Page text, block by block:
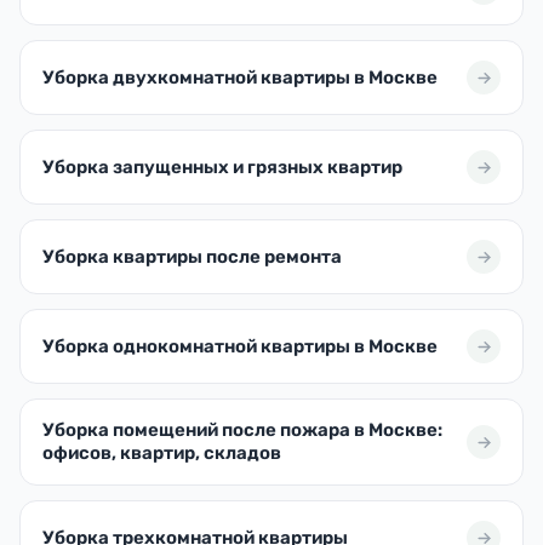
Уборка двухкомнатной квартиры в Москве
Уборка запущенных и грязных квартир
Уборка квартиры после ремонта
Уборка однокомнатной квартиры в Москве
Уборка помещений после пожара в Москве:
офисов, квартир, складов
Уборка трехкомнатной квартиры